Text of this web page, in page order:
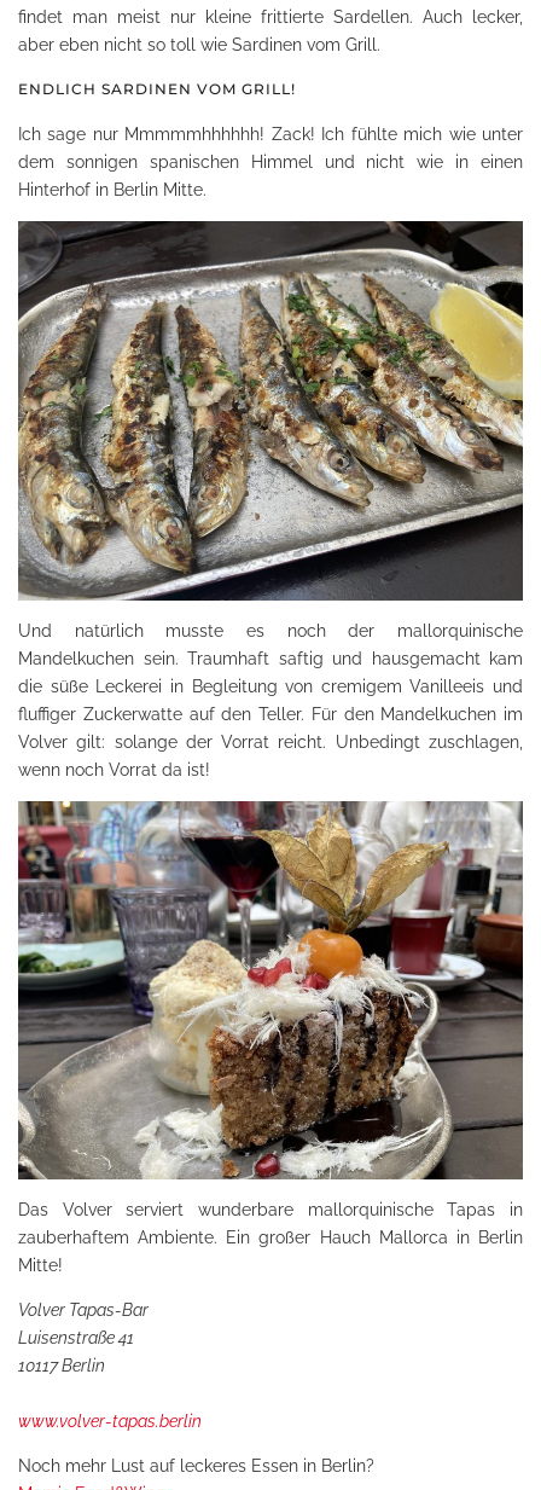
findet man meist nur kleine frittierte Sardellen. Auch lecker,
aber eben nicht so toll wie Sardinen vom Grill.
ENDLICH SARDINEN VOM GRILL!
Ich sage nur Mmmmmhhhhhh! Zack! Ich fühlte mich wie unter
dem sonnigen spanischen Himmel und nicht wie in einen
Hinterhof in Berlin Mitte.
Und natürlich musste es noch der mallorquinische
Mandelkuchen sein. Traumhaft saftig und hausgemacht kam
die süße Leckerei in Begleitung von cremigem Vanilleeis und
fluffiger Zuckerwatte auf den Teller. Für den Mandelkuchen im
Volver gilt: solange der Vorrat reicht. Unbedingt zuschlagen,
wenn noch Vorrat da ist!
Das Volver serviert wunderbare mallorquinische Tapas in
zauberhaftem Ambiente. Ein großer Hauch Mallorca in Berlin
Mitte!
Volver Tapas-Bar
Luisenstraße 41
10117 Berlin
www.volver-tapas.berlin
Noch mehr Lust auf leckeres Essen in Berlin?